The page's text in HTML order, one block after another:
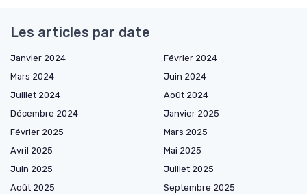
Les articles par date
Janvier 2024
Février 2024
Mars 2024
Juin 2024
Juillet 2024
Août 2024
Décembre 2024
Janvier 2025
Février 2025
Mars 2025
Avril 2025
Mai 2025
Juin 2025
Juillet 2025
Août 2025
Septembre 2025